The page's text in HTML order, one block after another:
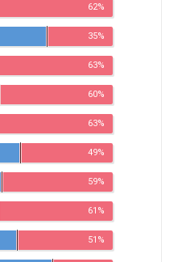
62%
35%
63%
60%
63%
49%
59%
61%
51%